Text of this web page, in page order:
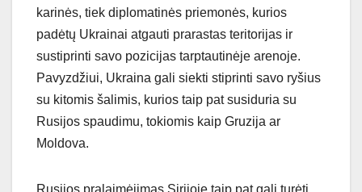
karinės, tiek diplomatinės priemonės, kurios
padėtų Ukrainai atgauti prarastas teritorijas ir
sustiprinti savo pozicijas tarptautinėje arenoje.
Pavyzdžiui, Ukraina gali siekti stiprinti savo ryšius
su kitomis šalimis, kurios taip pat susiduria su
Rusijos spaudimu, tokiomis kaip Gruzija ar
Moldova.
Rusijos pralaimėjimas Sirijoje taip pat gali turėti